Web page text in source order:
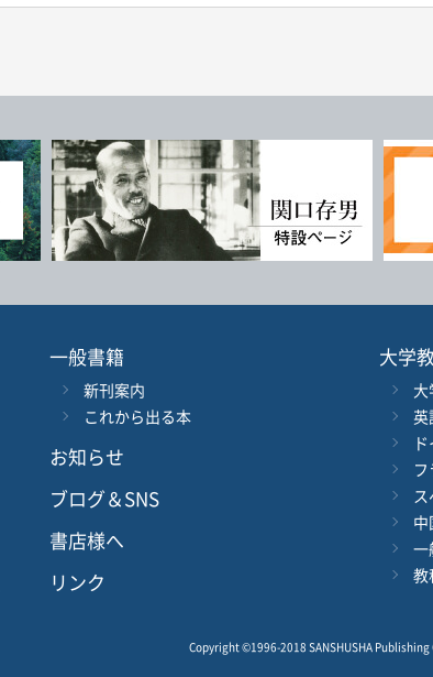
一般書籍
新刊案内
これから出る本
お知らせ
ブログ＆SNS
書店様へ
リンク
大学
一
教
Copyright ©1996-2018 SANSHUSHA Publishing